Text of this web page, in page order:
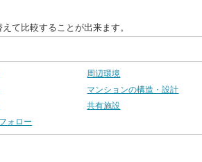
て比較することが出来ます。
周辺環境
マンションの構造・設計
共有施設
ォロー